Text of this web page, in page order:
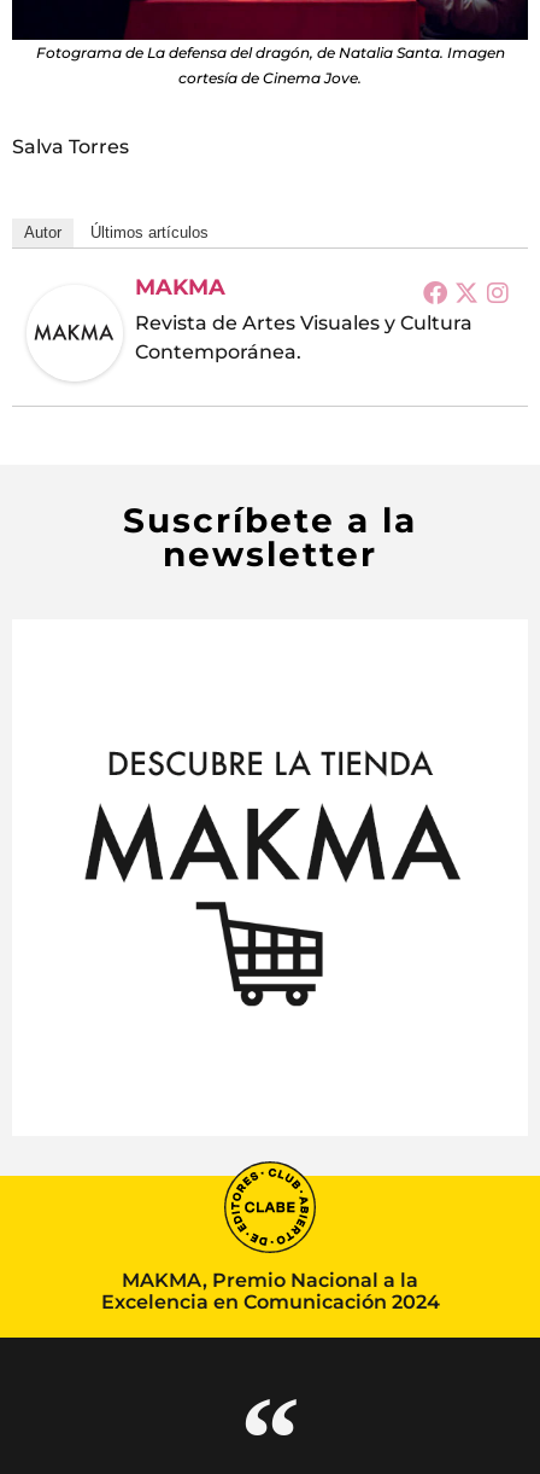
Fotograma de La defensa del dragón, de Natalia Santa. Imagen
cortesía de Cinema Jove.
Salva Torres
Autor Últimos artículos
MAKMA
Revista de Artes Visuales y Cultura
Contemporánea.
Suscríbete a la
newsletter
MAKMA, Premio Nacional a la
Excelencia en Comunicación 2024